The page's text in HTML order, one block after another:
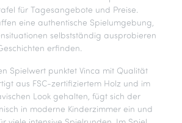
für Tagesangebote und Preise.
eine authentische Spielumgebung,
selbstständig ausprobieren
erfinden.
Spielwert punktet Vinca mit Qualität
aus FSC-zertifiziertem Holz und im
Look gehalten, fügt sich der
in moderne Kinderzimmer ein und